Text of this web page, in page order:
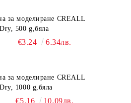
за моделиране CREALL
500 g,бяла
€3.24 6.34лв.
за моделиране CREALL
1000 g,бяла
€5.16 10.09лв.